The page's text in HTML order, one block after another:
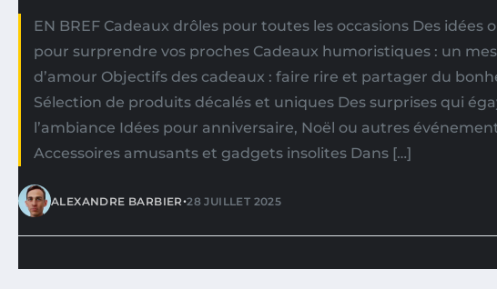
EN BREF Cadeaux drôles pour toutes les occasions Des idées
pour surprendre vos proches Cadeaux humoristiques : un
d’amour Objectifs des cadeaux : faire rire et partager du
Sélection de produits décalés et uniques Des surprises qui
l’ambiance Idées pour anniversaire, Noël ou autres
Accessoires amusants et gadgets insolites Dans […]
ALEXANDRE BARBIER•28 JUILLET 2025